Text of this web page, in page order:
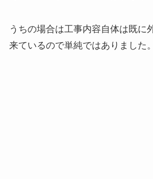
うちの場合は工事内容自体は既に
来ているので単純ではありました。